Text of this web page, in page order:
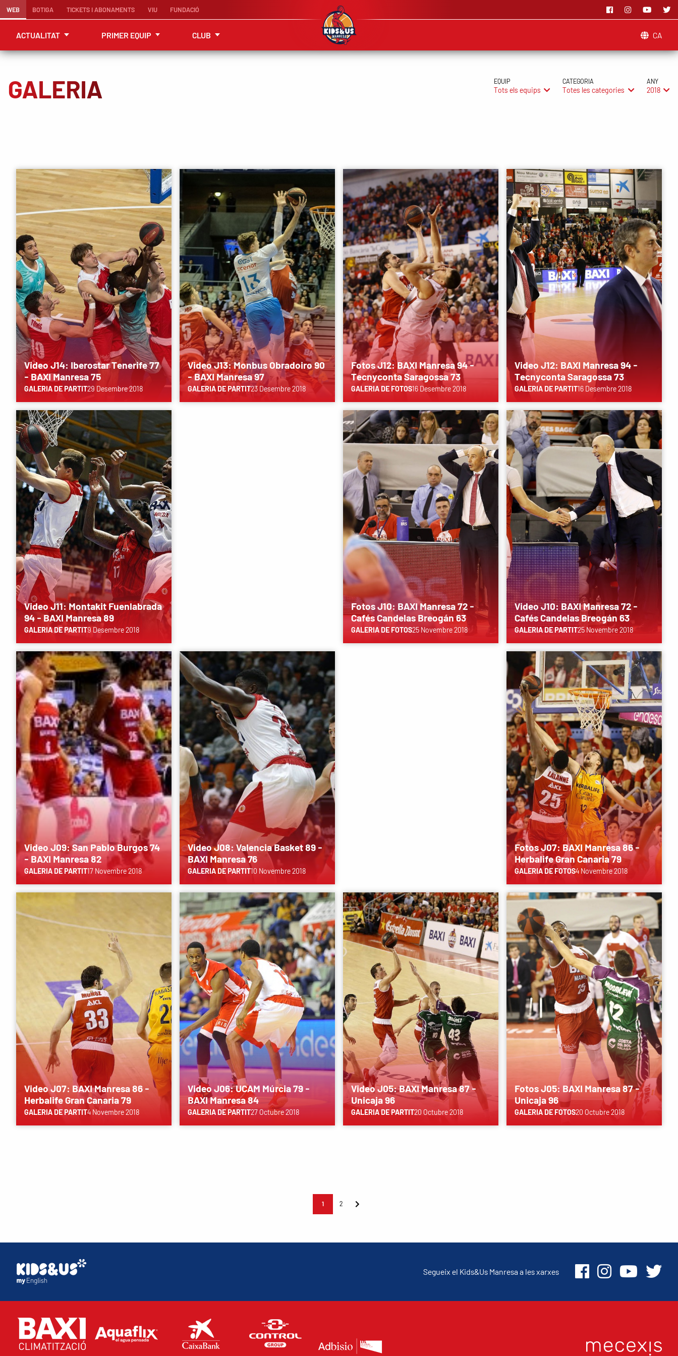
WEB BOTIGA TICKETS I ABONAMENTS VIU FUNDACIÓ
ACTUALITAT PRIMER EQUIP CLUB CA
GALERIA EQUIP
Tots els equips
CATEGORIA
Totes les categories
ANY
2018
Video J14: Iberostar Tenerife 77
- BAXI Manresa 75
GALERIA DE PARTIT29 Desembre 2018
Video J13: Monbus Obradoiro 90
- BAXI Manresa 97
GALERIA DE PARTIT23 Desembre 2018
Fotos J12: BAXI Manresa 94 -
Tecnyconta Saragossa 73
GALERIA DE FOTOS16 Desembre 2018
Video J12: BAXI Manresa 94 -
Tecnyconta Saragossa 73
GALERIA DE PARTIT16 Desembre 2018
Video J11: Montakit Fuenlabrada
94 - BAXI Manresa 89
GALERIA DE PARTIT9 Desembre 2018
Fotos J10: BAXI Manresa 72 -
Cafés Candelas Breogán 63
GALERIA DE FOTOS25 Novembre 2018
Video J10: BAXI Manresa 72 -
Cafés Candelas Breogán 63
GALERIA DE PARTIT25 Novembre 2018
Video J09: San Pablo Burgos 74
- BAXI Manresa 82
GALERIA DE PARTIT17 Novembre 2018
Video J08: Valencia Basket 89 -
BAXI Manresa 76
GALERIA DE PARTIT10 Novembre 2018
Fotos J07: BAXI Manresa 86 -
Herbalife Gran Canaria 79
GALERIA DE FOTOS4 Novembre 2018
Video J07: BAXI Manresa 86 -
Herbalife Gran Canaria 79
GALERIA DE PARTIT4 Novembre 2018
Video J06: UCAM Múrcia 79 -
BAXI Manresa 84
GALERIA DE PARTIT27 Octubre 2018
Video J05: BAXI Manresa 87 -
Unicaja 96
GALERIA DE PARTIT20 Octubre 2018
Fotos J05: BAXI Manresa 87 -
Unicaja 96
GALERIA DE FOTOS20 Octubre 2018
1 2
Segueix el Kids&Us Manresa a les xarxes